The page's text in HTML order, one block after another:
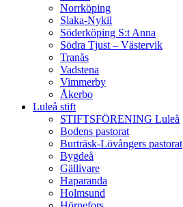
Norrköping
Slaka-Nykil
Söderköping S:t Anna
Södra Tjust – Västervik
Tranås
Vadstena
Vimmerby
Åkerbo
Luleå stift
STIFTSFÖRENING Luleå
Bodens pastorat
Burträsk-Lövångers pastorat
Bygdeå
Gällivare
Haparanda
Holmsund